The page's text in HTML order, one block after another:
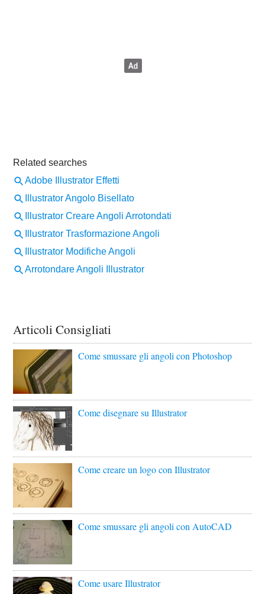
Articoli Consigliati
Come smussare gli angoli con Photoshop
Come disegnare su Illustrator
Come creare un logo con Illustrator
Come smussare gli angoli con AutoCAD
Come usare Illustrator